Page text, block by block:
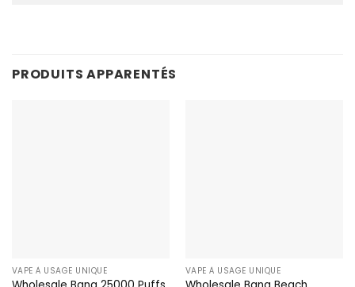
PRODUITS APPARENTÉS
VAPE À USAGE UNIQUE VAPE À USAGE UNIQUE